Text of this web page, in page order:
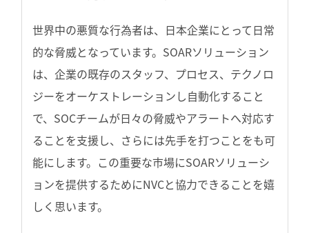
世界中の悪質な行為者は、日本企業にとって日常
的な脅威となっています。SOARソリューション
は、企業の既存のスタッフ、プロセス、テクノロ
ジーをオーケストレーションし自動化すること
で、SOCチームが日々の脅威やアラートへ対応す
ることを支援し、さらには先手を打つことをも可
能にします。この重要な市場にSOARソリューシ
ョンを提供するためにNVCと協力できることを嬉
しく思います。